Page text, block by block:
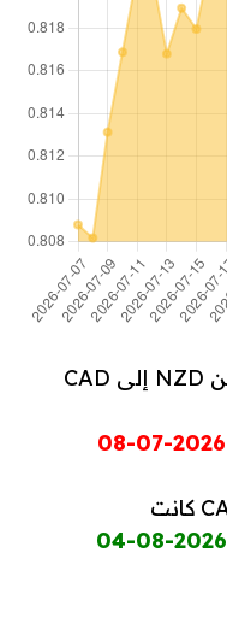
خلال هذه الفترة، أصغر قيمة من NZD إلى CAD
2026-07-08
2026-08-04